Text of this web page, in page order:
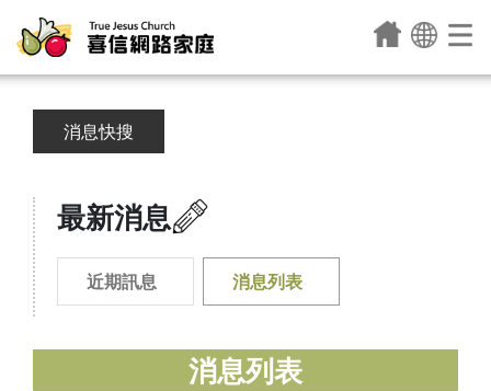
消息快搜
最新消息
近期訊息 消息列表
消息列表